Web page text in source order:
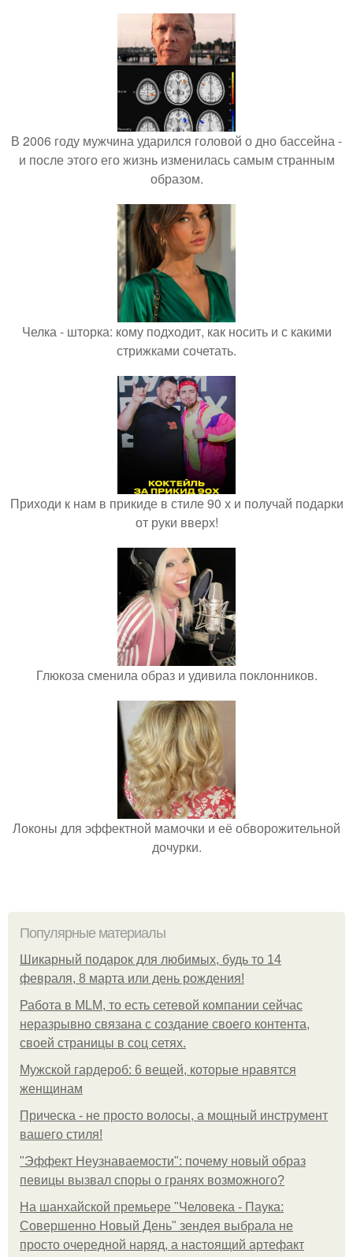
В 2006 году мужчина ударился головой о дно бассейна -
и после этого его жизнь изменилась самым странным
образом.
Челка - шторка: кому подходит, как носить и с какими
стрижками сочетать.
Приходи к нам в прикиде в стиле 90 х и получай подарки
от руки вверх!
Глюкоза сменила образ и удивила поклонников.
Локоны для эффектной мамочки и её обворожительной
дочурки.
Популярные материалы
Шикарный подарок для любимых, будь то 14
февраля, 8 марта или день рождения!
Работа в MLM, то есть сетевой компании сейчас
неразрывно связана с создание своего контента,
своей страницы в соц сетях.
Мужской гардероб: 6 вещей, которые нравятся
женщинам
Прическа - не просто волосы, а мощный инструмент
вашего стиля!
"Эффект Неузнаваемости": почему новый образ
певицы вызвал споры о гранях возможного?
На шанхайской премьере "Человека - Паука:
Совершенно Новый День" зендея выбрала не
просто очередной наряд, а настоящий артефакт